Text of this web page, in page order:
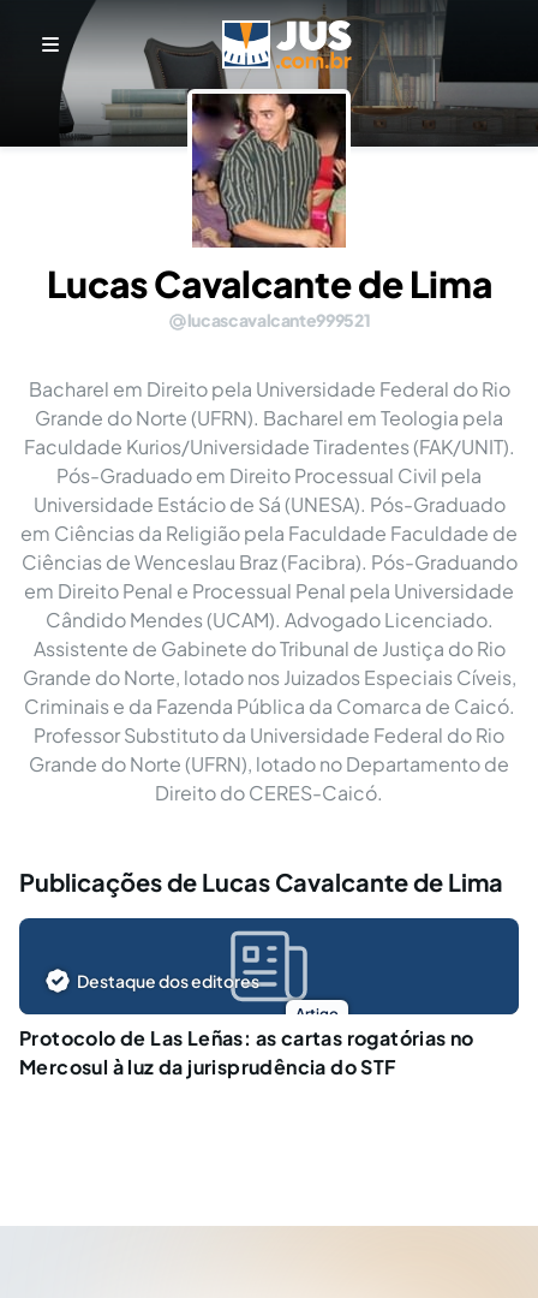
Lucas Cavalcante de Lima
lucascavalcante999521
Bacharel em Direito pela Universidade Federal do Rio
Grande do Norte (UFRN). Bacharel em Teologia pela
Faculdade Kurios/Universidade Tiradentes (FAK/UNIT).
Pós-Graduado em Direito Processual Civil pela
Universidade Estácio de Sá (UNESA). Pós-Graduado
em Ciências da Religião pela Faculdade Faculdade de
Ciências de Wenceslau Braz (Facibra). Pós-Graduando
em Direito Penal e Processual Penal pela Universidade
Cândido Mendes (UCAM). Advogado Licenciado.
Assistente de Gabinete do Tribunal de Justiça do Rio
Grande do Norte, lotado nos Juizados Especiais Cíveis,
Criminais e da Fazenda Pública da Comarca de Caicó.
Professor Substituto da Universidade Federal do Rio
Grande do Norte (UFRN), lotado no Departamento de
Direito do CERES-Caicó.
Publicações de Lucas Cavalcante de Lima
Artigo
Destaque dos editores
Protocolo de Las Leñas: as cartas rogatórias no
Mercosul à luz da jurisprudência do STF